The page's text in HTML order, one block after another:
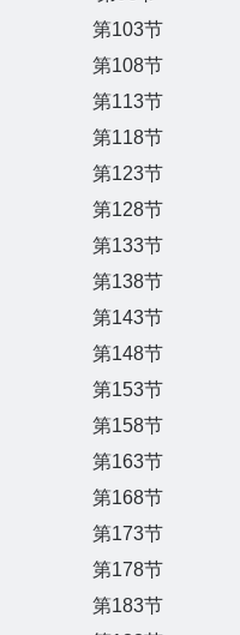
第103节
第108节
第113节
第118节
第123节
第128节
第133节
第138节
第143节
第148节
第153节
第158节
第163节
第168节
第173节
第178节
第183节